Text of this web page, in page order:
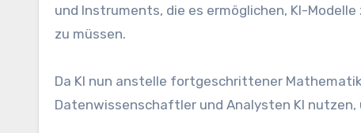
und Instruments, die es ermöglichen, KI-
zu müssen.
Da KI nun anstelle fortgeschrittener
Datenwissenschaftler und Analysten KI